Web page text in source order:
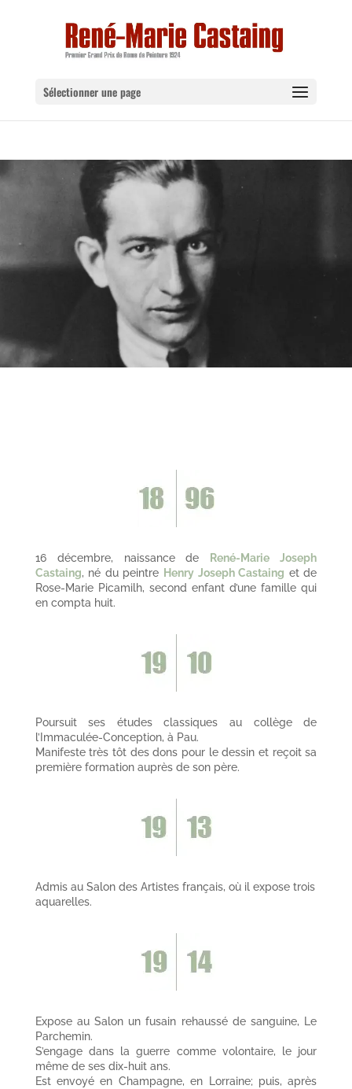
Sélectionner une page
16 décembre, naissance de
René-Marie Joseph
Castaing, né du peintre Henry Joseph Castaing et de
Rose-Marie Picamilh, second enfant d’une famille qui
en compta huit.
Poursuit ses études classiques au collège de
l’Immaculée-Conception, à Pau.
Manifeste très tôt des dons pour le dessin et reçoit sa
première formation auprès de son père.
Admis au Salon des Artistes français, où il expose trois
aquarelles.
Expose au Salon un fusain rehaussé de sanguine, Le
Parchemin.
S’engage dans la guerre comme volontaire, le jour
même de ses dix-huit ans.
Est envoyé en Champagne, en Lorraine; puis, après